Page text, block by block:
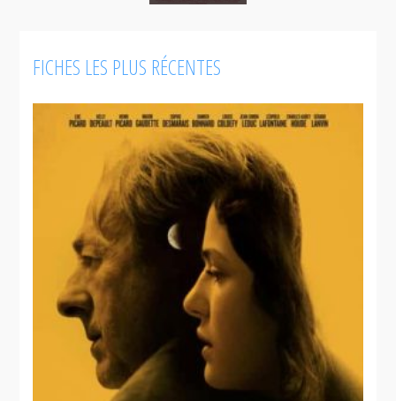
FICHES LES PLUS RÉCENTES